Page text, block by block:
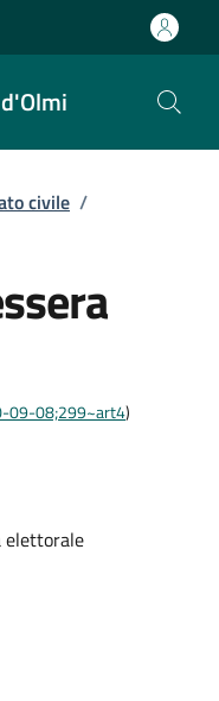
civile /
09-08;299~art4)
elettorale